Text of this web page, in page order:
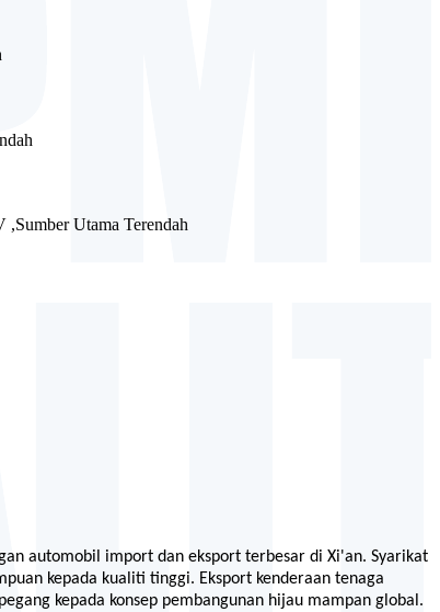
automobil import dan eksport terbesar di Xi'an. Syarikat
kepada kualiti tinggi. Eksport kenderaan tenaga
kepada konsep pembangunan hijau mampan global.